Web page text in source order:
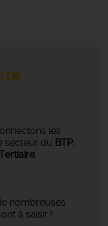
les
secteur du BTP,
.
nombreuses
à saisir !